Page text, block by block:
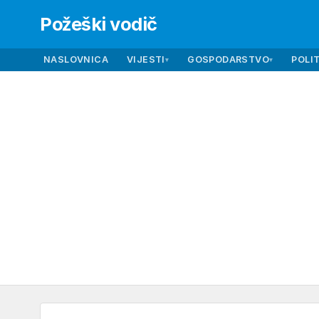
Požeški vodič
NASLOVNICA VIJESTI▾ GOSPODARSTVO▾